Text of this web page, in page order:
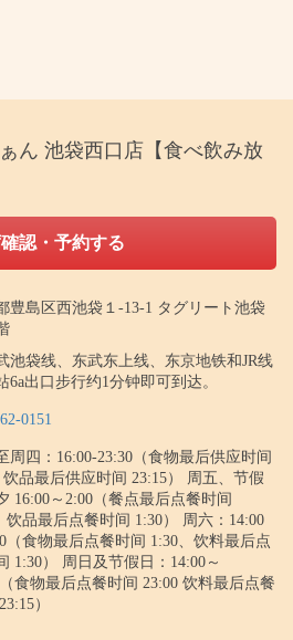
ん 池袋西口店【食べ飲み放
認・予約する
豊島区西池袋１-13-1 タグリート池袋
池袋线、东武东上线、东京地铁和JR线
6a出口步行约1分钟即可到达。
0151
周四：16:00-23:30（食物最后供应时间
饮品最后供应时间 23:15） 周五、节假
16:00～2:00（餐点最后点餐时间
饮品最后点餐时间 1:30） 周六：14:00
（食物最后点餐时间 1:30、饮料最后点
1:30） 周日及节假日：14:00～
食物最后点餐时间 23:00 饮料最后点餐
）